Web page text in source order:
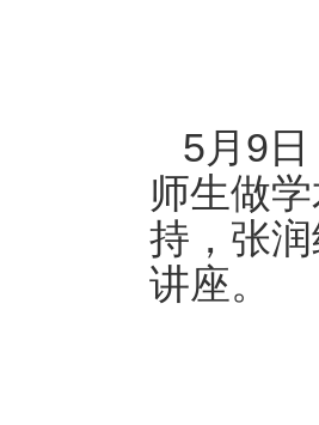
5月 9
师生做
持，张
讲座。